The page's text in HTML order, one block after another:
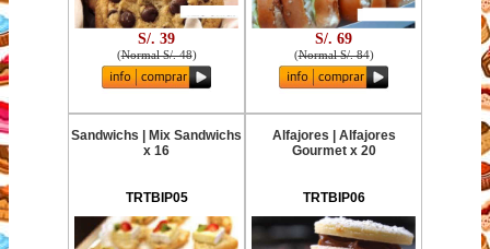
S/. 39
(Normal S/. 48)
S/. 69
(Normal S/. 84)
Sandwichs | Mix Sandwichs
x 16
TRTBIP05
Alfajores | Alfajores
Gourmet x 20
TRTBIP06